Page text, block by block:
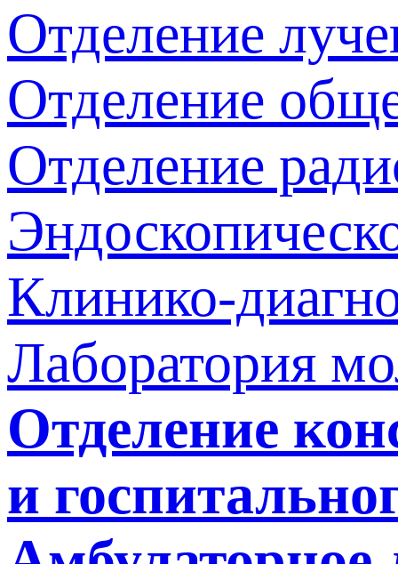
Отделение
Отделение
Отделение
Клинико-
Лаборатория
Отделение
и